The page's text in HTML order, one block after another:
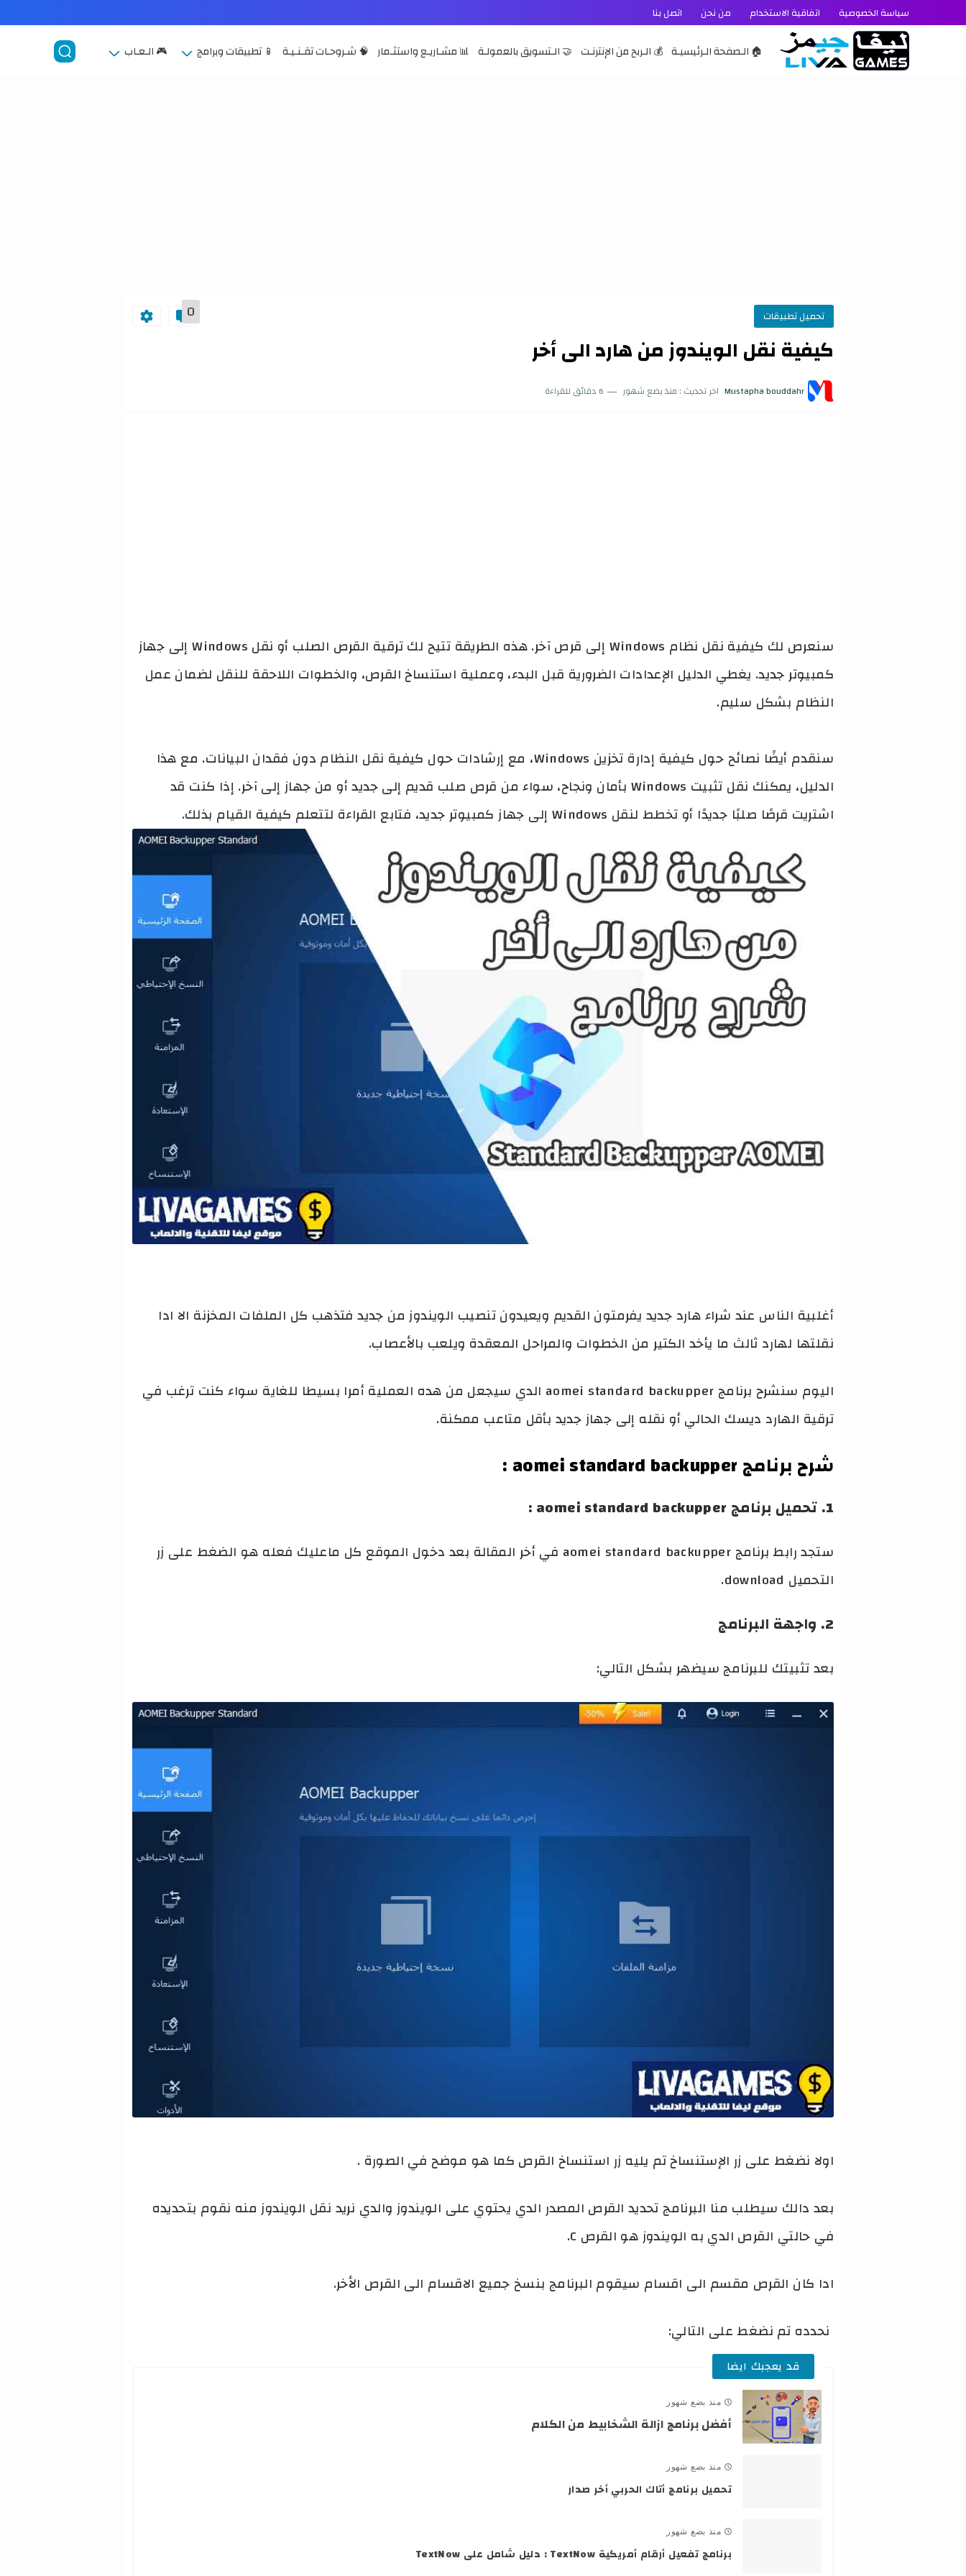
سياسة الخصوصية اتفاقية الاستخدام من نحن اتصل بنا
🏠 الـصفحة الـرئيسيـة 💰 الـربح من الإنترنـت 🤝 الـتسويق بالعمولـة 📊 مشـاريـع واستثـمار 🧠 شـروحـات تقـنـيـة 📱 تطبيقات وبرامج 🎮 الـعـاب
تحميل تطبيقات 0
كيفية نقل الويندوز من هارد الى أخر
Mustapha bouddahr اخر تحديث : منذ بضع شهور 6 دقائق للقراءة
سنعرص لك كيفية نقل نظام Windows إلى قرص آخر. هذه الطريقة تتيح لك ترقية القرص الصلب أو نقل Windows إلى جهاز
كمبيوتر جديد. يغطي الدليل الإعدادات الضرورية قبل البدء، وعملية استنساخ القرص، والخطوات اللاحقة للنقل لضمان عمل
النظام بشكل سليم.
سنقدم أيضًا نصائح حول كيفية إدارة تخزين Windows، مع إرشادات حول كيفية نقل النظام دون فقدان البيانات. مع هذا
الدليل، يمكنك نقل تثبيت Windows بأمان ونجاح، سواء من قرص صلب قديم إلى جديد أو من جهاز إلى آخر. إذا كنت قد
اشتريت قرصًا صلبًا جديدًا أو تخطط لنقل Windows إلى جهاز كمبيوتر جديد، فتابع القراءة لتتعلم كيفية القيام بذلك.
أغلبية الناس عند شراء هارد جديد يفرمتون القديم ويعيدون تنصيب الويندوز من جديد فتذهب كل الملفات المخزنة الا ادا
نقلتها لهارد ثالث ما يأخد الكتير من الخطوات والمراحل المعقدة ويلعب بالأعصاب.
اليوم سنشرح برنامج aomei standard backupper الدي سيجعل من هده العملية أمرا بسيطا للغاية سواء كنت ترغب في
ترقية الهارد ديسك الحالي أو نقله إلى جهاز جديد بأقل متاعب ممكنة.
شرح برنامج aomei standard backupper :
1. تحميل برنامج aomei standard backupper :
ستجد رابط برنامج aomei standard backupper في أخر المقالة بعد دخول الموقع كل ماعليك فعله هو الضغط على زر
التحميل download.
2. واجهة البرنامج
بعد تثبيتك للبرنامج سيضهر بشكل التالي:
اولا نضغط على زر الإستنساخ تم يليه زر استنساخ القرص كما هو موضح في الصورة .
بعد دالك سيطلب منا البرنامج تحديد القرص المصدر الدي يحتوي على الويندوز والدي نريد نقل الويندوز منه نقوم بتحديده
في حالتي القرص الدي به الويندوز هو القرص C.
ادا كان القرص مقسم الى اقسام سيقوم البرنامج بنسخ جميع الاقسام الى القرص الأخر.
نحدده تم نضغط على التالي:
قد يعجبك ايضا
منذ بضع شهور
أفضل برنامج ازالة الشخابيط من الكلام
منذ بضع شهور
تحميل برنامج أتاك الحربي أخر صدار
منذ بضع شهور
برنامج تفعيل أرقام أمريكية TextNow : دليل شامل على TextNow